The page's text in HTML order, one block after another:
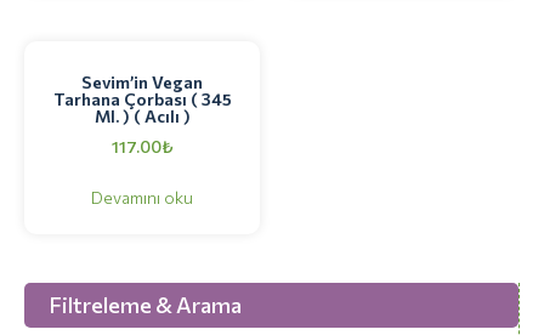
Filtreleme & Arama
Sevim’in Vegan
Tarhana Çorbası ( 345
Ml. ) ( Acılı )
117.00₺
Devamını oku